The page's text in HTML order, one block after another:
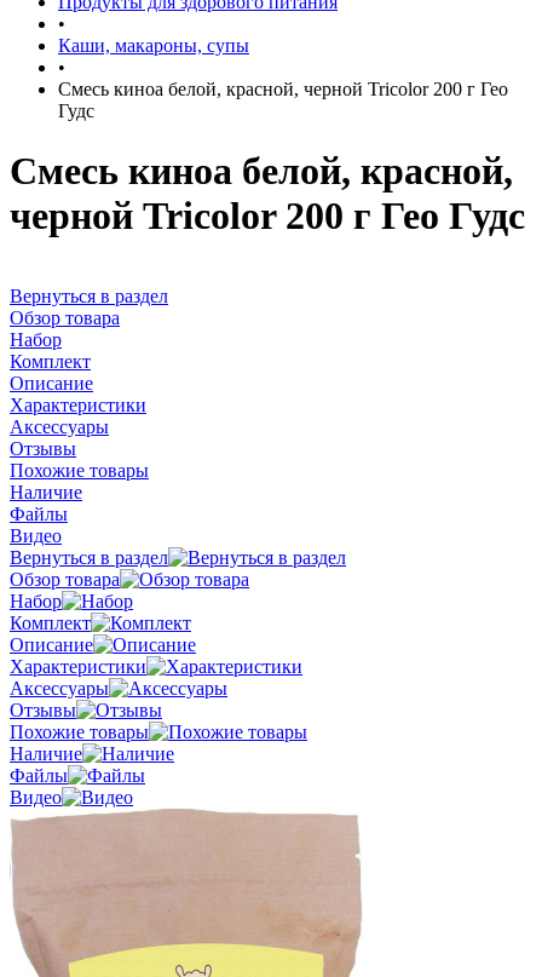
•
Каши, макароны, супы
•
Смесь киноа белой, красной, черной Tricolor 200 г Гео
Гудс
Смесь киноа белой, красной,
черной Tricolor 200 г Гео Гудс
Вернуться в раздел
Обзор товара
Набор
Комплект
Описание
Характеристики
Аксессуары
Отзывы
Похожие товары
Наличие
Файлы
Видео
Вернуться в раздел
Обзор товара
Набор
Комплект
Описание
Характеристики
Аксессуары
Отзывы
Похожие товары
Наличие
Файлы
Видео